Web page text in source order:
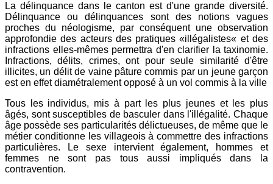
La délinquance dans le canton est d'une grande diversité.
Délinquance ou délinquances sont des notions vagues
proches du néologisme, par conséquent une observation
approfondie des acteurs des pratiques «illégalistes« et des
infractions elles-mêmes permettra d'en clarifier la taxinomie.
Infractions, délits, crimes, ont pour seule similarité d'être
illicites, un délit de vaine pâture commis par un jeune garçon
est en effet diamétralement opposé à un vol commis à la ville
Tous les individus, mis à part les plus jeunes et les plus
âgés, sont susceptibles de basculer dans l'illégalité. Chaque
âge possède ses particularités délictueuses, de même que le
métier conditionne les villageois à commettre des infractions
particulières. Le sexe intervient également, hommes et
femmes ne sont pas tous aussi impliqués dans la
contravention.